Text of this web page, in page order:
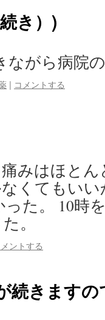
き）)
ながら病院
| コメントする
みはほと
くてもい
た。 10時
。
ントする
続きます